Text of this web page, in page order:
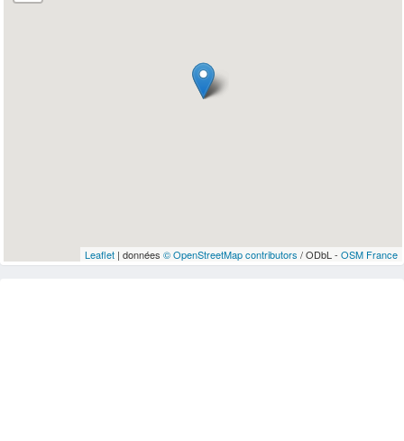
Leaflet| données © OpenStreetMap contributors / ODbL - OSM France